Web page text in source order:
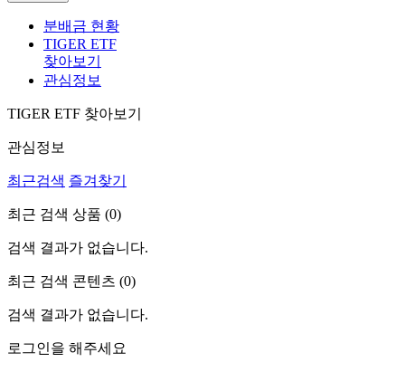
분배금 현황
TIGER ETF
찾아보기
관심정보
TIGER ETF 찾아보기
관심정보
최근검색 즐겨찾기
최근 검색 상품 (0)
검색 결과가 없습니다.
최근 검색 콘텐츠 (0)
검색 결과가 없습니다.
로그인을 해주세요